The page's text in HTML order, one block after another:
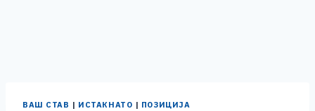
ВАШ СТАВ | ИСТАКНАТО | ПОЗИЦИЈА